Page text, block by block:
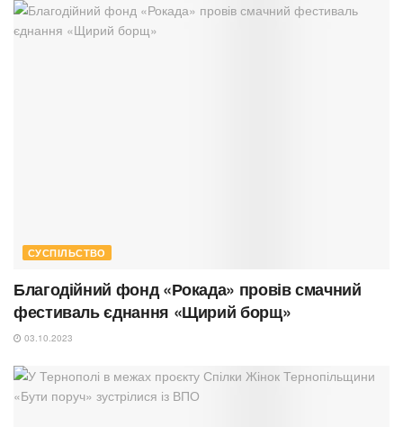
СУСПІЛЬСТВО
Благодійний фонд «Рокада» провів смачний
фестиваль єднання «Щирий борщ»
03.10.2023